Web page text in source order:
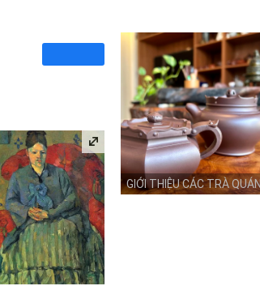
GIỚI THIỆU CÁC TRÀ